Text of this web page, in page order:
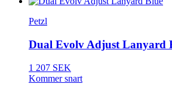
Petzl
Dual Evolv Adjust Lanyard
1 207 SEK
Kommer snart